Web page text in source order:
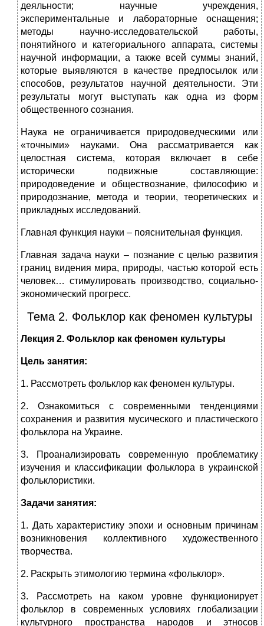
деяльности; научные учреждения,
экспериментальные и лабораторные оснащения;
методы научно-исследовательской работы,
понятийного и категориального аппарата, системы
научной информации, а также всей суммы знаний,
которые выявляются в качестве предпосылок или
способов, результатов научной деятельности. Эти
результаты могут выступать как одна из форм
общественного сознания.
Наука не ограничивается природоведческими или
«точными» науками. Она рассматривается как
целостная система, которая включает в себе
исторически подвижные составляющие:
природоведение и обществознание, философию и
природознание, метода и теории, теоретических и
прикладных исследований.
Главная функция науки – пояснительная функция.
Главная задача науки – познание с целью развития
границ видения мира, природы, частью которой есть
человек… стимулировать производство, социально-
экономический прогресс.
Тема 2. Фольклор как феномен культуры
Лекция 2. Фольклор как феномен культуры
Цель занятия:
1. Рассмотреть фольклор как феномен культуры.
2. Ознакомиться с современными тенденциями
сохранения и развития мусического и пластического
фольклора на Украине.
3. Проанализировать современную проблематику
изучения и классификации фольклора в украинской
фольклористики.
Задачи занятия:
1. Дать характеристику эпохи и основным причинам
возникновения коллективного художественного
творчества.
2. Раскрыть этимологию термина «фольклор».
3. Рассмотреть на каком уровне функционирует
фольклор в современных условиях глобализации
культурного пространства народов и этносов